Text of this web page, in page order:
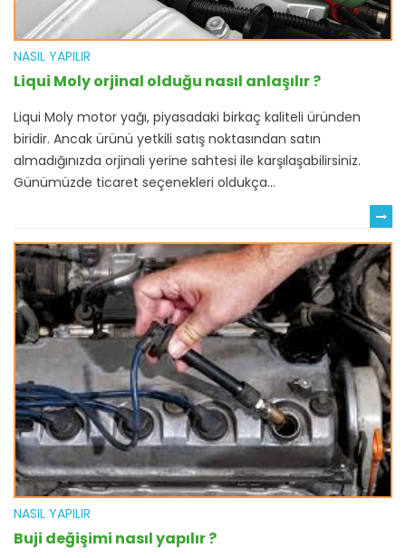
NASIL YAPILIR
Liqui Moly orjinal olduğu nasıl anlaşılır ?
Liqui Moly motor yağı, piyasadaki birkaç kaliteli üründen
biridir. Ancak ürünü yetkili satış noktasından satın
almadığınızda orjinali yerine sahtesi ile karşılaşabilirsiniz.
Günümüzde ticaret seçenekleri oldukça...
NASIL YAPILIR
Buji değişimi nasıl yapılır ?